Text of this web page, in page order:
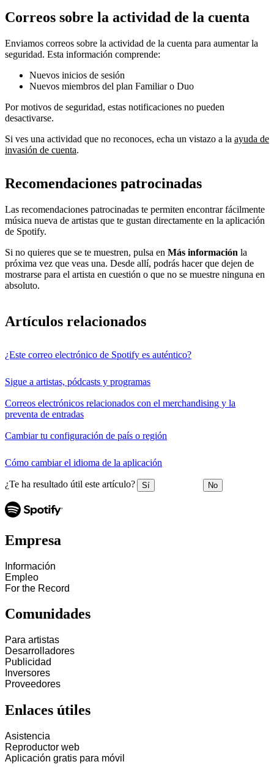
Correos sobre la actividad de la cuenta
Enviamos correos sobre la actividad de la cuenta para aumentar la
seguridad. Esta información comprende:
Nuevos inicios de sesión
Nuevos miembros del plan Familiar o Duo
Por motivos de seguridad, estas notificaciones no pueden
desactivarse.
Si ves una actividad que no reconoces, echa un vistazo a la ayuda de
invasión de cuenta.
Recomendaciones patrocinadas
Las recomendaciones patrocinadas te permiten encontrar fácilmente
música nueva de artistas que te gustan directamente en la aplicación
de Spotify.
Si no quieres que se te muestren, pulsa en Más información la
próxima vez que veas una. Desde allí, podrás hacer que dejen de
mostrarse para el artista en cuestión o que no se muestre ninguna en
absoluto.
Artículos relacionados
¿Este correo electrónico de Spotify es auténtico?
Sigue a artistas, pódcasts y programas
Correos electrónicos relacionados con el merchandising y la
preventa de entradas
Cambiar tu configuración de país o región
Cómo cambiar el idioma de la aplicación
¿Te ha resultado útil este artículo? Sí No
Empresa
Información
Empleo
For the Record
Comunidades
Para artistas
Desarrolladores
Publicidad
Inversores
Proveedores
Enlaces útiles
Asistencia
Reproductor web
Aplicación gratis para móvil